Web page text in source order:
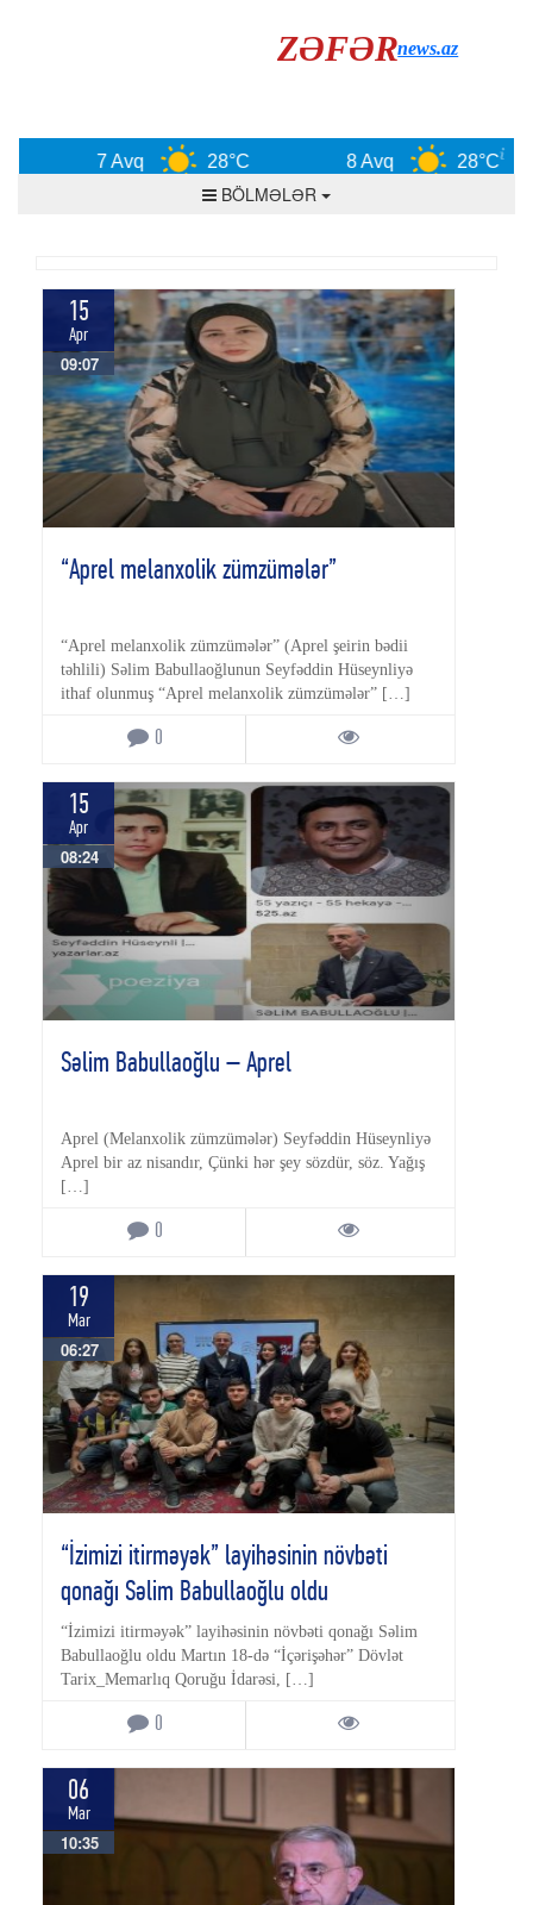
ZƏFƏRnews.az
7 Avq 28°C 8 Avq 28°C
BÖLMƏLƏR
15
Apr
09:07
“Aprel melanxolik zümzümələr”
“Aprel melanxolik zümzümələr” (Aprel şeirin bədii
təhlili) Səlim Babullaoğlunun Seyfəddin Hüseynliyə
ithaf olunmuş “Aprel melanxolik zümzümələr” […]
0
15
Apr
08:24
Səlim Babullaoğlu – Aprel
Aprel (Melanxolik zümzümələr) Seyfəddin Hüseynliyə
Aprel bir az nisandır, Çünki hər şey sözdür, söz. Yağış
[…]
0
19
Mar
06:27
“İzimizi itirməyək” layihəsinin növbəti
qonağı Səlim Babullaoğlu oldu
“İzimizi itirməyək” layihəsinin növbəti qonağı Səlim
Babullaoğlu oldu Martın 18-də “İçərişəhər” Dövlət
Tarix_Memarlıq Qoruğu İdarəsi, […]
0
06
Mar
10:35